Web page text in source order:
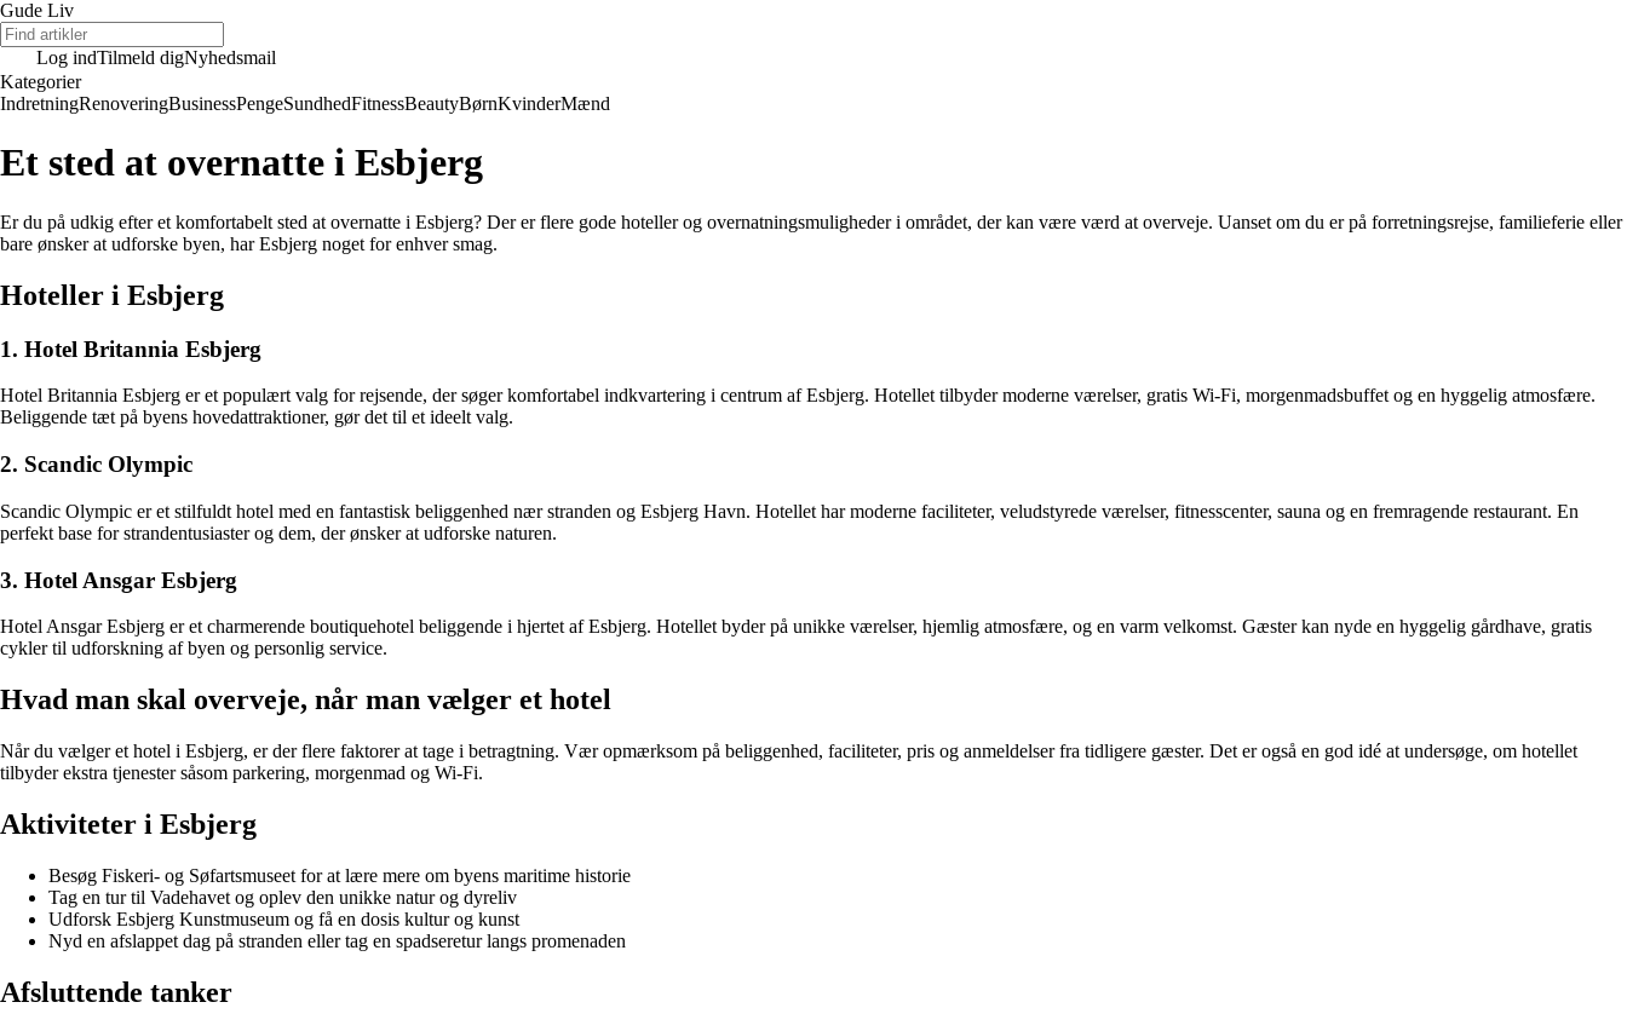
Gude Liv
Log indTilmeld digNyhedsmail
Kategorier
IndretningRenoveringBusinessPengeSundhedFitnessBeautyBørnKvinderMænd
Et sted at overnatte i Esbjerg
Er du på udkig efter et komfortabelt sted at overnatte i Esbjerg? Der er flere gode hoteller og overnatningsmuligheder i området, der kan være værd at overveje. Uanset om du er på forretningsrejse, familieferie eller
bare ønsker at udforske byen, har Esbjerg noget for enhver smag.
Hoteller i Esbjerg
1. Hotel Britannia Esbjerg
Hotel Britannia Esbjerg er et populært valg for rejsende, der søger komfortabel indkvartering i centrum af Esbjerg. Hotellet tilbyder moderne værelser, gratis Wi-Fi, morgenmadsbuffet og en hyggelig atmosfære.
Beliggende tæt på byens hovedattraktioner, gør det til et ideelt valg.
2. Scandic Olympic
Scandic Olympic er et stilfuldt hotel med en fantastisk beliggenhed nær stranden og Esbjerg Havn. Hotellet har moderne faciliteter, veludstyrede værelser, fitnesscenter, sauna og en fremragende restaurant. En
perfekt base for strandentusiaster og dem, der ønsker at udforske naturen.
3. Hotel Ansgar Esbjerg
Hotel Ansgar Esbjerg er et charmerende boutiquehotel beliggende i hjertet af Esbjerg. Hotellet byder på unikke værelser, hjemlig atmosfære, og en varm velkomst. Gæster kan nyde en hyggelig gårdhave, gratis
cykler til udforskning af byen og personlig service.
Hvad man skal overveje, når man vælger et hotel
Når du vælger et hotel i Esbjerg, er der flere faktorer at tage i betragtning. Vær opmærksom på beliggenhed, faciliteter, pris og anmeldelser fra tidligere gæster. Det er også en god idé at undersøge, om hotellet
tilbyder ekstra tjenester såsom parkering, morgenmad og Wi-Fi.
Aktiviteter i Esbjerg
Besøg Fiskeri- og Søfartsmuseet for at lære mere om byens maritime historie
Tag en tur til Vadehavet og oplev den unikke natur og dyreliv
Udforsk Esbjerg Kunstmuseum og få en dosis kultur og kunst
Nyd en afslappet dag på stranden eller tag en spadseretur langs promenaden
Afsluttende tanker